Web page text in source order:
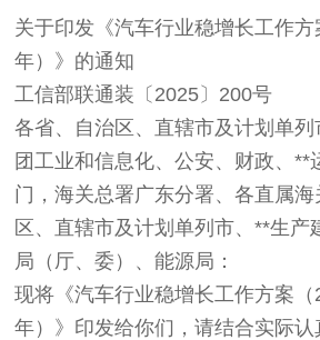
关于印发《汽车行业稳增长工作
年）》的通知
工信部联通装〔2025〕200号
各省、自治区、直辖市及计划单
团工业和信息化、公安、财政、**
门，海关总署广东分署、各直属
区、直辖市及计划单列市、**生产
局（厅、委）、能源局：
现将《汽车行业稳增长工作方案
年）》印发给你们，请结合实际认